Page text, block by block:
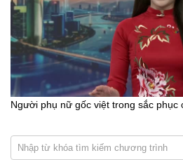
Người phụ nữ gốc việt trong sắc phục